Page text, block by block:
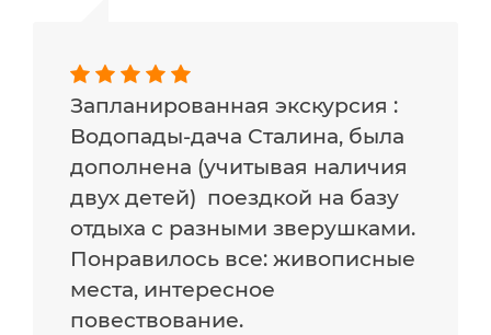
Запланированная экскурсия :
Водопады-дача Сталина, была
дополнена (учитывая наличия
двух детей) поездкой на базу
отдыха с разными зверушками.
Понравилось все: живописные
места, интересное
повествование.